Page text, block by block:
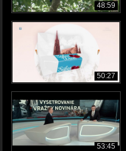
48:59
50:27
53:45